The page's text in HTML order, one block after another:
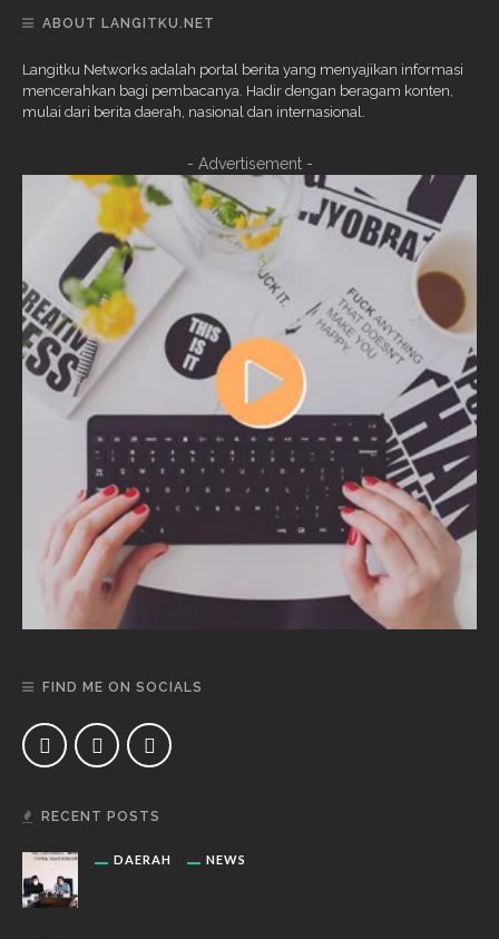
ABOUT LANGITKU.NET
Langitku Networks adalah portal berita yang menyajikan informasi
mencerahkan bagi pembacanya. Hadir dengan beragam konten,
mulai dari berita daerah, nasional dan internasional.
- Advertisement -
FIND ME ON SOCIALS
RECENT POSTS
DAERAH NEWS